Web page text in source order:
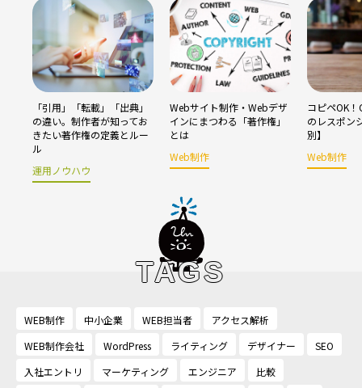
「引用」「転載」「出典」
の違い。制作者が知ってお
きたい著作権の定義とルー
ル
運用ノウハウ
Webサイト制作・Webデザ
インにまつわる「著作権」
とは
Web制作
コピペOK
のレスポン
別】
Web制作
TAGS
WEB制作 中小企業 WEB担当者
アクセス解析
WEB制作会社
WordPress ライティング デザイナー
SEO
入社エントリ
マーケティング エンジニア
比較